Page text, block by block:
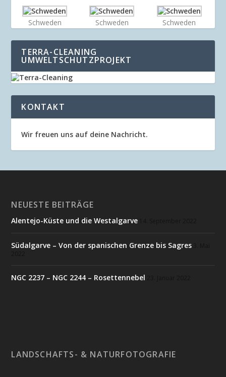
Schweden Schweden Schweden
TERRA-CLEANING
UMWELTSCHUTZPROJEKT
KONTAKT
Wir freuen uns auf deine Nachricht.
NEUESTE BEITRÄGE
Alentejo-Küste und die Westalgarve
Südalgarve – Von der spanischen Grenze bis Sagres
NGC 2237 – NGC 2244 – Rosettennebel
LANDSCHAFTS- & NATURFOTOGRAFIE